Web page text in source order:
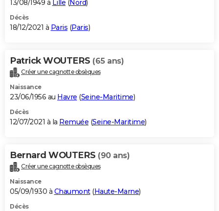
13/08/1949 à Lille (Nord)
Décès
18/12/2021 à Paris (Paris)
Patrick WOUTERS (65 ans)
Créer une cagnotte obsèques
Naissance
23/06/1956 au Havre (Seine-Maritime)
Décès
12/07/2021 à la Remuée (Seine-Maritime)
Bernard WOUTERS (90 ans)
Créer une cagnotte obsèques
Naissance
05/09/1930 à Chaumont(Haute-Marne)
Décès